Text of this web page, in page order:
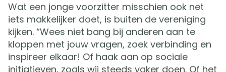
Wat een jonge voorzitter misschien ook net
iets makkelijker doet, is buiten de vereniging
kijken. “Wees niet bang bij anderen aan te
kloppen met jouw vragen, zoek verbinding en
inspireer elkaar! Of haak aan op sociale
initiatieven, zoals wij steeds vaker doen. Of het